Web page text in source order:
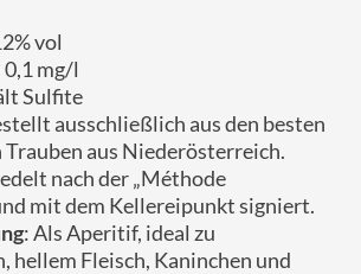
vol
0,1 mg/l
Sulfite
ausschließlich aus den besten
aus Niederösterreich.
nach der „Méthode
mit dem Kellereipunkt signiert.
: Als Aperitif, ideal zu
hellem Fleisch, Kaninchen und